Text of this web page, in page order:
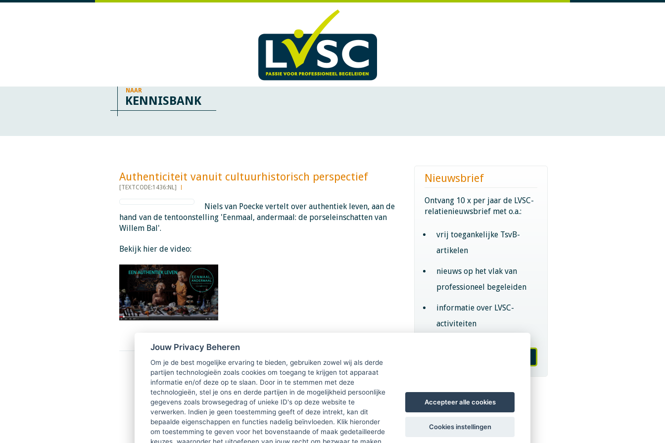
NAAR
KENNISBANK
Authenticiteit vanuit cultuurhistorisch perspectief ​​​​​​
[TEXTCODE:1436:NL]
Niels van Poecke vertelt over authentiek leven, aan de
hand van de tentoonstelling 'Eenmaal, andermaal: de porseleinschatten van
Willem Bal'.
Bekijk hier de video:
Nieuwsbrief
Ontvang 10 x per jaar de LVSC-
relatienieuwsbrief met o.a.:
vrij toegankelijke TsvB-
artikelen
nieuws op het vlak van
professioneel begeleiden
informatie over LVSC-
activiteiten
Jouw Privacy Beheren
Om je de best mogelijke ervaring te bieden, gebruiken zowel wij als derde
partijen technologieën zoals cookies om toegang te krijgen tot apparaat
informatie en/of deze op te slaan. Door in te stemmen met deze
technologieën, stel je ons en derde partijen in de mogelijkheid persoonlijke
gegevens zoals browsegedrag of unieke ID's op deze website te
verwerken. Indien je geen toestemming geeft of deze intrekt, kan dit
bepaalde eigenschappen en functies nadelig beïnvloeden. Klik hieronder
om toestemming te geven voor het bovenstaande of maak gedetailleerde
Accepteer alle cookies
Cookies instellingen